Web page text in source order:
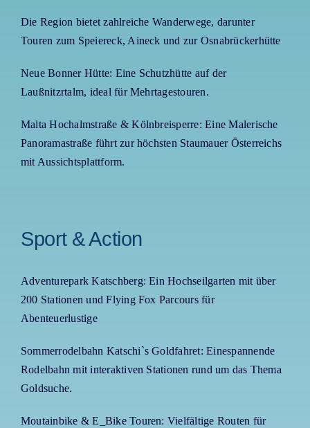
Die Region bietet zahlreiche Wanderwege, darunter
Touren zum Speiereck, Aineck und zur Osnabrückerhütte
Neue Bonner Hütte: Eine Schutzhütte auf der
Laußnitzrtalm, ideal für Mehrtagestouren.
Malta Hochalmstraße & Kölnbreisperre: Eine Malerische
Panoramastraße führt zur höchsten Staumauer Österreichs
mit Aussichtsplattform.
Sport & Action
Adventurepark Katschberg: Ein Hochseilgarten mit über
200 Stationen und Flying Fox Parcours für
Abenteuerlustige
Sommerrodelbahn Katschi`s Goldfahret: Einespannende
Rodelbahn mit interaktiven Stationen rund um das Thema
Goldsuche.
Moutainbike & E_Bike Touren: Vielfältige Routen für